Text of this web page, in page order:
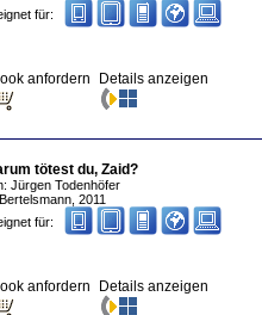
für:
anfordern Details anzeigen
tötest du, Zaid?
Jürgen Todenhöfer
2011
für:
anfordern Details anzeigen